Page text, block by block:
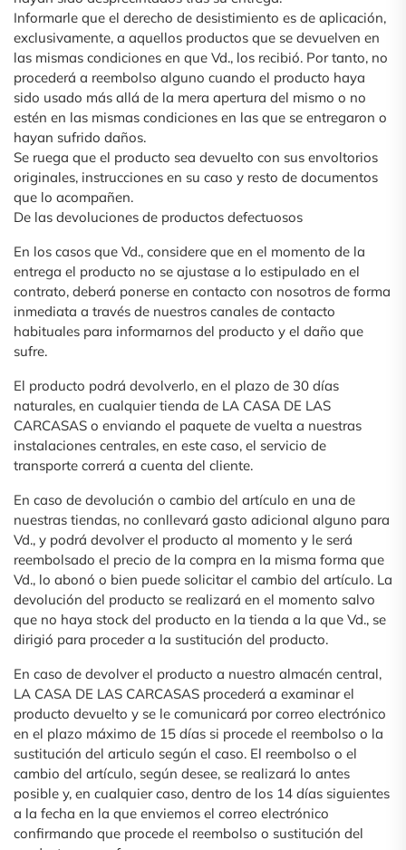
Informarle que el derecho de desistimiento es de aplicación,
exclusivamente, a aquellos productos que se devuelven en
las mismas condiciones en que Vd., los recibió. Por tanto, no
procederá a reembolso alguno cuando el producto haya
sido usado más allá de la mera apertura del mismo o no
estén en las mismas condiciones en las que se entregaron o
hayan sufrido daños.
Se ruega que el producto sea devuelto con sus envoltorios
originales, instrucciones en su caso y resto de documentos
que lo acompañen.
De las devoluciones de productos defectuosos
En los casos que Vd., considere que en el momento de la
entrega el producto no se ajustase a lo estipulado en el
contrato, deberá ponerse en contacto con nosotros de forma
inmediata a través de nuestros canales de contacto
habituales para informarnos del producto y el daño que
sufre.
El producto podrá devolverlo, en el plazo de 30 días
naturales, en cualquier tienda de LA CASA DE LAS
CARCASAS o enviando el paquete de vuelta a nuestras
instalaciones centrales, en este caso, el servicio de
transporte correrá a cuenta del cliente.
En caso de devolución o cambio del artículo en una de
nuestras tiendas, no conllevará gasto adicional alguno para
Vd., y podrá devolver el producto al momento y le será
reembolsado el precio de la compra en la misma forma que
Vd., lo abonó o bien puede solicitar el cambio del artículo. La
devolución del producto se realizará en el momento salvo
que no haya stock del producto en la tienda a la que Vd., se
dirigió para proceder a la sustitución del producto.
En caso de devolver el producto a nuestro almacén central,
LA CASA DE LAS CARCASAS procederá a examinar el
producto devuelto y se le comunicará por correo electrónico
en el plazo máximo de 15 días si procede el reembolso o la
sustitución del articulo según el caso. El reembolso o el
cambio del artículo, según desee, se realizará lo antes
posible y, en cualquier caso, dentro de los 14 días siguientes
a la fecha en la que enviemos el correo electrónico
confirmando que procede el reembolso o sustitución del